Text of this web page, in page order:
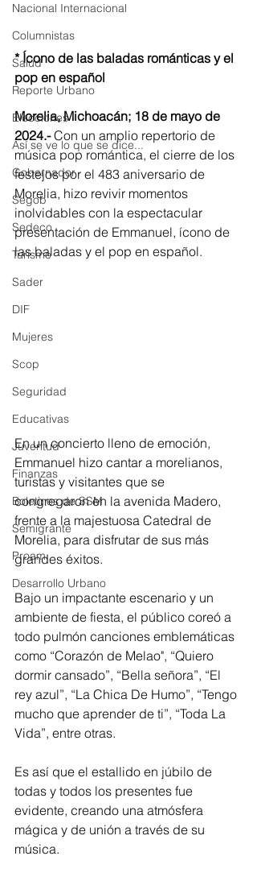
Nacional Internacional
Columnistas
Salud
Reporte Urbano
Elecciones
Así se ve lo que se dice...
Gobernador
Segob
Sedeco
Turismo
Sader
DIF
Mujeres
Scop
Seguridad
Educativas
Juventud
Finanzas
Boletines de SSM
Semigrante
Proam
Desarrollo Urbano
* Ícono de las baladas románticas y el
pop en español
Morelia, Michoacán; 18 de mayo de
2024.- Con un amplio repertorio de
música pop romántica, el cierre de los
festejos por el 483 aniversario de
Morelia, hizo revivir momentos
inolvidables con la espectacular
presentación de Emmanuel, ícono de
las baladas y el pop en español.
En un concierto lleno de emoción,
Emmanuel hizo cantar a morelianos,
turistas y visitantes que se
congregaron en la avenida Madero,
frente a la majestuosa Catedral de
Morelia, para disfrutar de sus más
grandes éxitos.
Bajo un impactante escenario y un
ambiente de fiesta, el público coreó a
todo pulmón canciones emblemáticas
como “Corazón de Melao", “Quiero
dormir cansado”, “Bella señora”, “El
rey azul”, “La Chica De Humo”, “Tengo
mucho que aprender de ti”, “Toda La
Vida”, entre otras.
Es así que el estallido en júbilo de
todas y todos los presentes fue
evidente, creando una atmósfera
mágica y de unión a través de su
música.